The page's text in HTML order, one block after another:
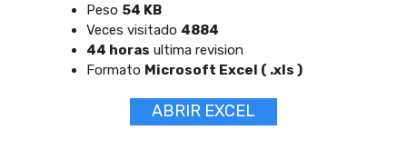
Peso 54 KB
Veces visitado 4884
44 horas ultima revision
Formato Microsoft Excel ( .xls )
ABRIR EXCEL